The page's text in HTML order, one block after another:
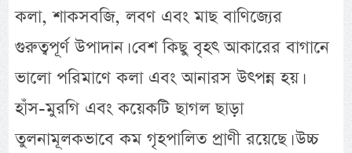
কলা, শাকসবজি, লবণ এবং মাছ বাণিজ্যের
গুরুত্বপূর্ণ উপাদান। বেশ কিছু বৃহৎ আকারের বাগানে
ভালো পরিমাণে কলা এবং আনারস উৎপন্ন হয়।
হাঁস-মুরগি এবং কয়েকটি ছাগল ছাড়া
তুলনামূলকভাবে কম গৃহপালিত প্রাণী রয়েছে। উচ্চ